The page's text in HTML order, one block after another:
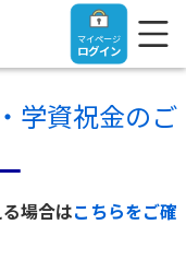
マイページ
ログイン
学資祝金のご
場合はこちらをご確